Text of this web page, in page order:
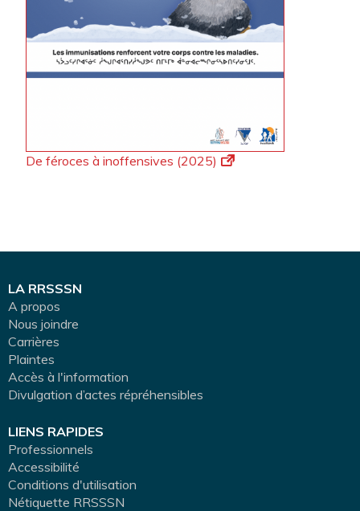
De féroces à inoffensives (2025)
LA RRSSSN
A propos
Nous joindre
Carrières
Plaintes
Accès à l'information
Divulgation d’actes répréhensibles
LIENS RAPIDES
Professionnels
Accessibilité
Conditions d'utilisation
Nétiquette RRSSSN